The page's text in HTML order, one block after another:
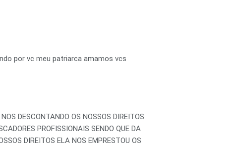
por vc meu patriarca amamos vcs
DESCONTANDO OS NOSSOS DIREITOS
PROFISSIONAIS SENDO QUE DA
DIREITOS ELA NOS EMPRESTOU OS